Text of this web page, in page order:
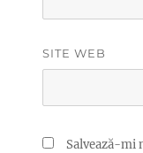
SITE WEB
Salvează-mi